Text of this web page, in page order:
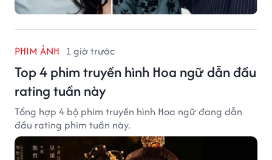
PHIM ẢNH 1 giờ trước
Top 4 phim truyền hình Hoa ngữ dẫn đầu
rating tuần này
Tổng hợp 4 bộ phim truyền hình Hoa ngữ đang dẫn
đầu rating phim tuần này.